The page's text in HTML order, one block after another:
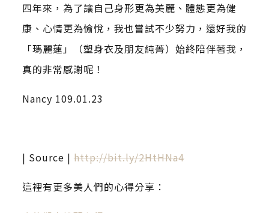
四年來，為了讓自己身形更為美麗、體態更為健
康、心情更為愉悅，我也嘗試不少努力，還好我的
「瑪麗蓮」（塑身衣及朋友純菁）始終陪伴著我，
真的非常感謝呢！
Nancy 109.01.23
| Source | http://bit.ly/2HtHNa4
這裡有更多美人們的心得分享：